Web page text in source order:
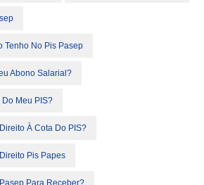
Tenho No Pis Pasep
Abono Salarial?
Meu PIS?
À Cota Do PIS?
Pis Papes
Para Receber?